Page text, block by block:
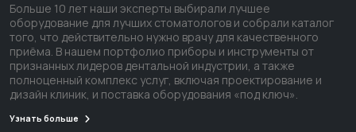
Больше 10 лет наши эксперты выбирали лучшее
оборудование для лучших стоматологов и собрали каталог
того, что действительно нужно врачу для качественного
приёма. В нашем портфолио приборы и инструменты от
признанных лидеров дентальной индустрии, а также
полноценный комплекс услуг, включая проектирование и
дизайн клиник, и поставка оборудования «под ключ».
Узнать больше